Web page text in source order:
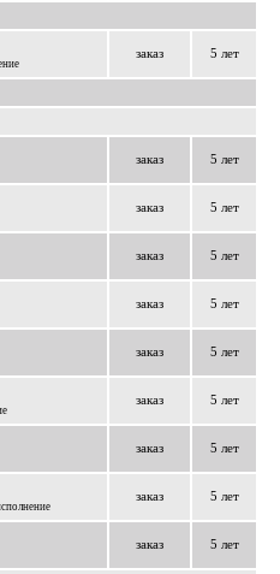
заказ 5 лет
заказ 5 лет
заказ 5 лет
заказ 5 лет
заказ 5 лет
заказ 5 лет
заказ 5 лет
заказ 5 лет
заказ 5 лет
заказ 5 лет